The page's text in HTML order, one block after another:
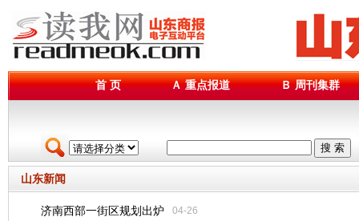
首 页 Ａ 重点报道 Ｂ 周刊集群
搜 索
山东新闻
济南西部一街区规划出炉 04-26